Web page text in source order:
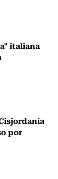
italiana
por